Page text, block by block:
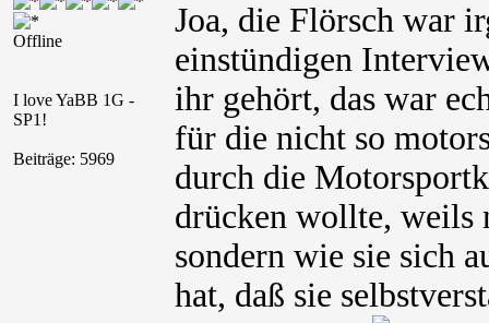
Offline
I love YaBB 1G -
SP1!
Beiträge: 5969
Joa, die Flörsch war
einstündigen
ihr gehört, das war
für die nicht so
durch die
drücken wollte,
sondern wie sie sich
hat, daß sie